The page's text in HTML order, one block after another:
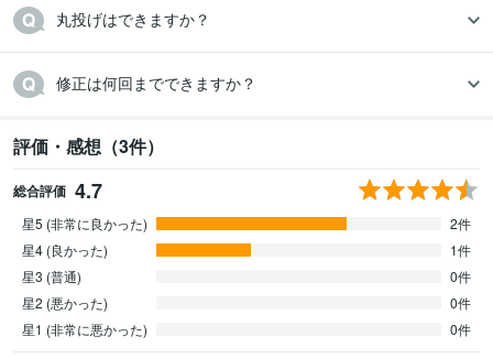
丸投げはできますか？
修正は何回までできますか？
評価・感想（3件）
総合評価 4.7
星5 (非常に良かった)
2件
星4 (良かった)
1件
星3 (普通)
0件
星2 (悪かった)
0件
星1 (非常に悪かった)
0件